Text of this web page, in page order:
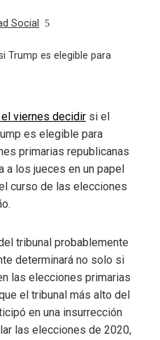
Social
Trump es elegible para
viernes decidir si el
es elegible para
primarias republicanas
a los jueces en un papel
curso de las elecciones
tribunal probablemente
determinará no solo si
las elecciones primarias
el tribunal más alto del
en una insurrección
las elecciones de 2020,